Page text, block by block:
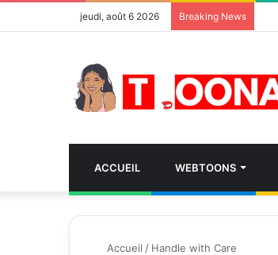
jeudi, août 6 2026 Breaking News
ACCUEIL WEBTOONS
Accueil / Handle with Care